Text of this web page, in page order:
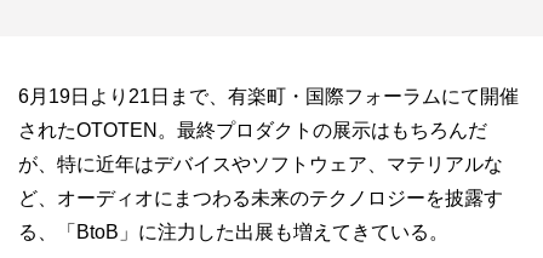
6月19日より21日まで、有楽町・国際フォーラムにて開催
されたOTOTEN。最終プロダクトの展示はもちろんだ
が、特に近年はデバイスやソフトウェア、マテリアルな
ど、オーディオにまつわる未来のテクノロジーを披露す
る、「BtoB」に注力した出展も増えてきている。